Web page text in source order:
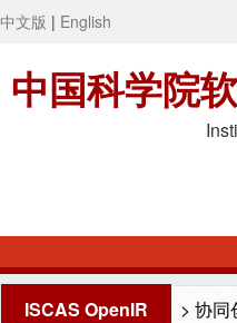
中文版 | English
中国科学院
ISCAS OpenIR > 协同